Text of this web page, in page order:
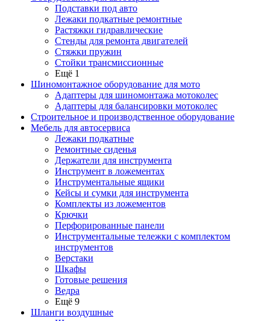
Подставки под авто
Лежаки подкатные ремонтные
Растяжки гидравлические
Стенды для ремонта двигателей
Стяжки пружин
Стойки трансмиссионные
Ещё 1
Шиномонтажное оборудование для мото
Адаптеры для шиномонтажа мотоколес
Адаптеры для балансировки мотоколес
Строительное и производственное оборудование
Мебель для автосервиса
Лежаки подкатные
Ремонтные сиденья
Держатели для инструмента
Инструмент в ложементах
Инструментальные ящики
Кейсы и сумки для инструмента
Комплекты из ложементов
Крючки
Перфорированные панели
Инструментальные тележки с комплектом
инструментов
Верстаки
Шкафы
Готовые решения
Ведра
Ещё 9
Шланги воздушные